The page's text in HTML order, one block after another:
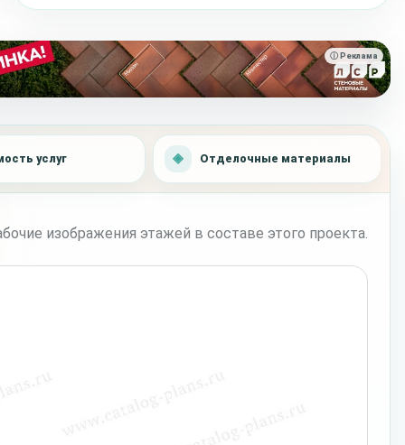
ⓘ Реклама
услуг Отделочные материалы
изображения этажей в составе этого проекта.